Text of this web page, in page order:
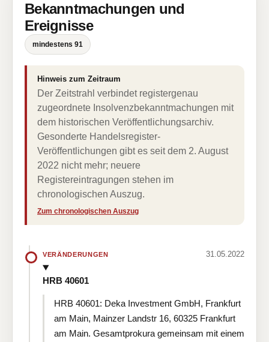
Bekanntmachungen und
Ereignisse
mindestens 91
Hinweis zum Zeitraum
Der Zeitstrahl verbindet registergenau
zugeordnete Insolvenzbekanntmachungen mit
dem historischen Veröffentlichungsarchiv.
Gesonderte Handelsregister-
Veröffentlichungen gibt es seit dem 2. August
2022 nicht mehr; neuere
Registereintragungen stehen im
chronologischen Auszug.
Zum chronologischen Auszug
VERÄNDERUNGEN 31.05.2022
HRB 40601
HRB 40601: Deka Investment GmbH, Frankfurt
am Main, Mainzer Landstr 16, 60325 Frankfurt
am Main. Gesamtprokura gemeinsam mit einem